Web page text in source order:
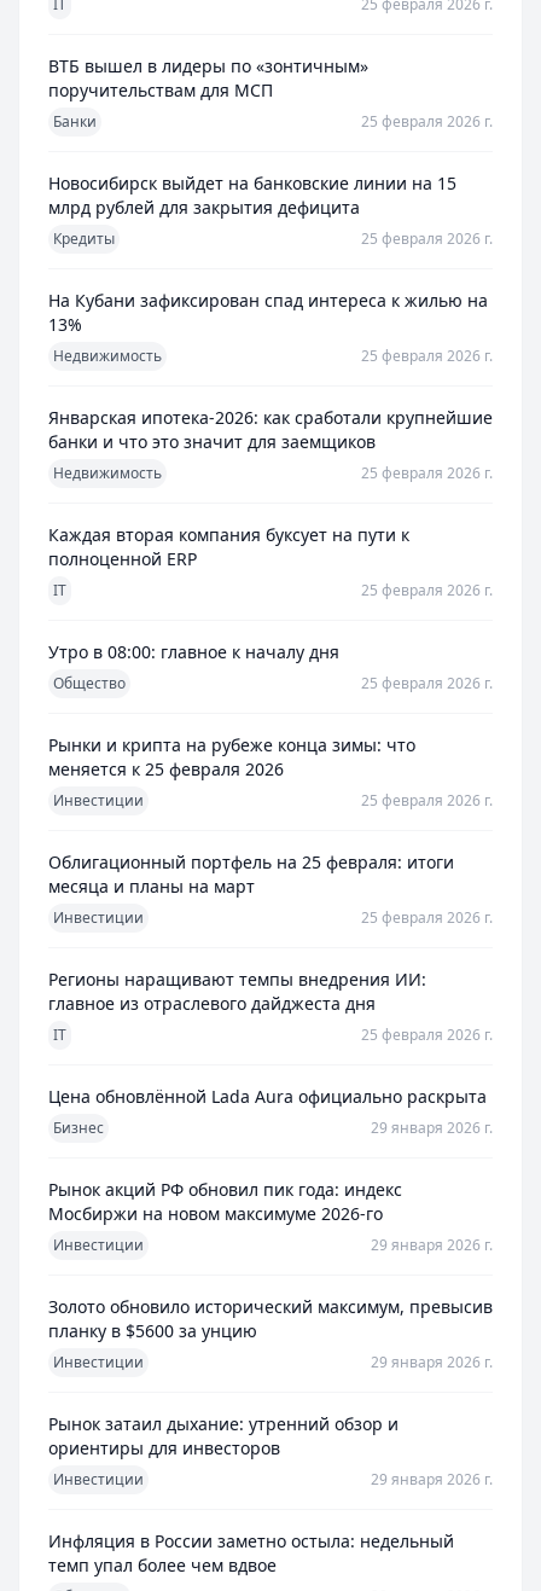
IT 25 февраля 2026 г.
ВТБ вышел в лидеры по «зонтичным»
поручительствам для МСП
Банки 25 февраля 2026 г.
Новосибирск выйдет на банковские линии на 15
млрд рублей для закрытия дефицита
Кредиты 25 февраля 2026 г.
На Кубани зафиксирован спад интереса к жилью на
13%
Недвижимость 25 февраля 2026 г.
Январская ипотека-2026: как сработали крупнейшие
банки и что это значит для заемщиков
Недвижимость 25 февраля 2026 г.
Каждая вторая компания буксует на пути к
полноценной ERP
IT 25 февраля 2026 г.
Утро в 08:00: главное к началу дня
Общество 25 февраля 2026 г.
Рынки и крипта на рубеже конца зимы: что
меняется к 25 февраля 2026
Инвестиции 25 февраля 2026 г.
Облигационный портфель на 25 февраля: итоги
месяца и планы на март
Инвестиции 25 февраля 2026 г.
Регионы наращивают темпы внедрения ИИ:
главное из отраслевого дайджеста дня
IT 25 февраля 2026 г.
Цена обновлённой Lada Aura официально раскрыта
Бизнес 29 января 2026 г.
Рынок акций РФ обновил пик года: индекс
Мосбиржи на новом максимуме 2026-го
Инвестиции 29 января 2026 г.
Золото обновило исторический максимум, превысив
планку в $5600 за унцию
Инвестиции 29 января 2026 г.
Рынок затаил дыхание: утренний обзор и
ориентиры для инвесторов
Инвестиции 29 января 2026 г.
Инфляция в России заметно остыла: недельный
темп упал более чем вдвое